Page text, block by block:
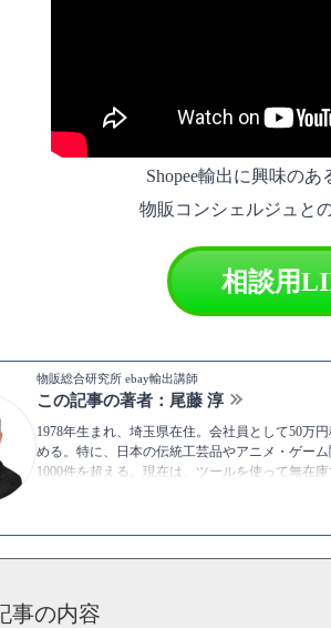
Shopee輸出に興味の
物販コンシェルジュと
相談用
物販総合研究所 ebay輸出講師
この記事の著者：尾藤 淳
1978年生まれ、埼玉県在住。会社員として50万
める。特に、日本の伝統工芸品やアニメ・ゲー
1000件を超える。現在は、ツールを使って無在
▶YouTube:尾藤淳 [物販総合研究所]
事の内容